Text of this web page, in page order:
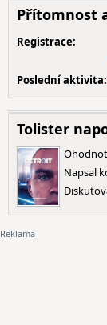
Přítomnost
Registrace:
Poslední aktivita:
Tolister
Napsal